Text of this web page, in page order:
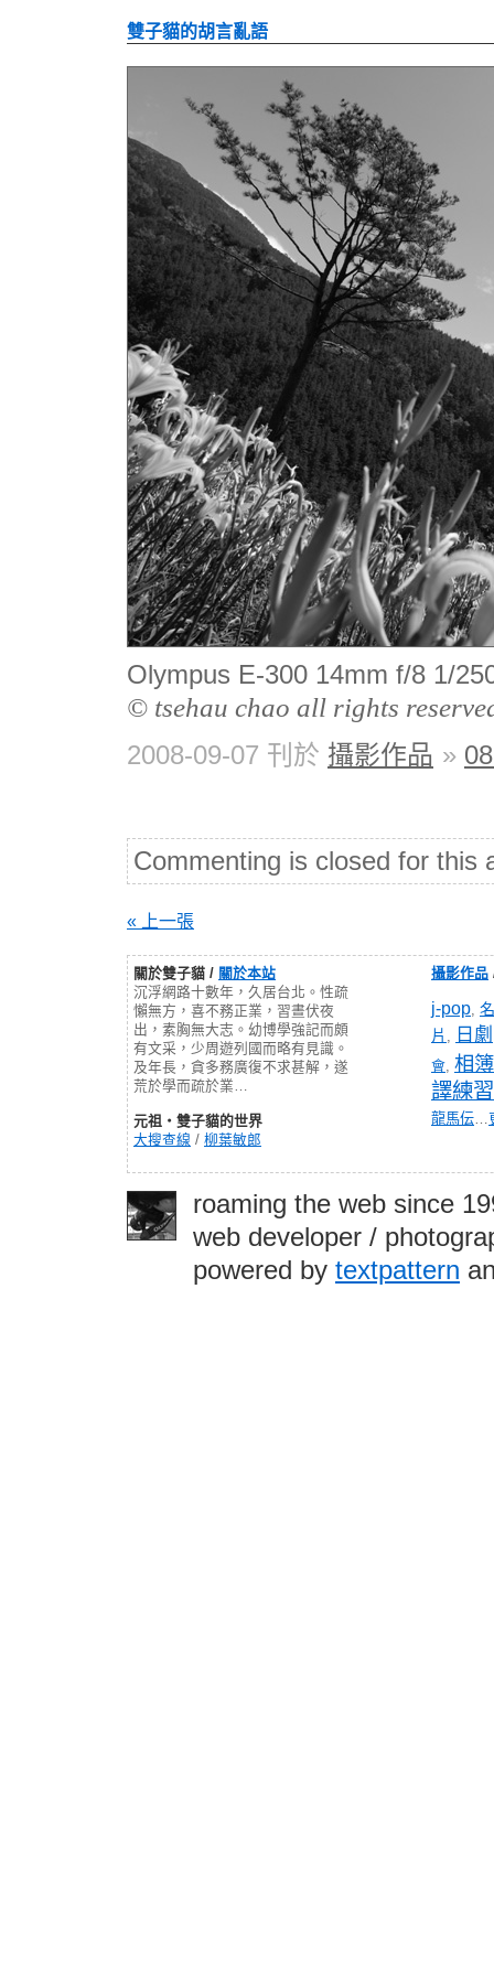
雙子貓的胡言亂語
Olympus E-300 14mm f/8 1/
© tsehau chao all rights
2008-09-07 刊於 攝影作品 »
Commenting is closed for this
« 上一張
關於雙子貓 / 關於本站
沉浮網路十數年，久居台北。性疏
懶無方，喜不務正業，習晝伏夜
出，素胸無大志。幼博學強記而頗
有文采，少周遊列國而略有見識。
及年長，貪多務廣復不求甚解，遂
荒於學而疏於業…
元祖‧雙子貓的世界
大搜查線 / 柳葉敏郎
攝影作品
j-pop,
片 , 日劇
會, 相簿
譯練習
龍馬伝…
roaming the web since
web developer /
powered by textpattern